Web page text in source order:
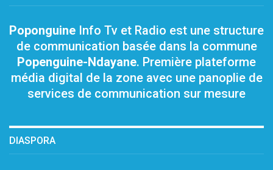
Poponguine Info Tv et Radio est une structure
de communication basée dans la commune
Popenguine-Ndayane. Première plateforme
média digital de la zone avec une panoplie de
services de communication sur mesure
DIASPORA